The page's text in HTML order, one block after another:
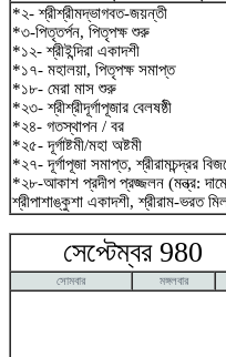
*২- শ্রীশ্রীমদ্ভাগবত-জয়ন্তী
*৩-পিতৃতর্পন, পিতৃপক্ষ শুরু
*১২- শ্রীইন্দিরা একাদশী
*১৭- মহালয়া, পিতৃপক্ষ সমাপ্ত
*১৮- মেরা মাস শুরু
*২৩- শ্রীশ্রীদূর্গাপূজার বেলষষ্ঠী
*২৪- গতস্থাপন / বর
*২৫- দূর্গাষ্টমী/মহা অষ্টমী
*২৭- দূর্গাপূজা সমাপ্ত, শ্রীরামচন্দ্রর
*২৮-আকাশ প্রদীপ প্রজ্জলন (মন্ত্র:
শ্রীপাশাঙ্কুশা একাদশী, শ্রীরাম-ভরত
সেপ্টেম্বর
সোমবার মঙ্গলবার